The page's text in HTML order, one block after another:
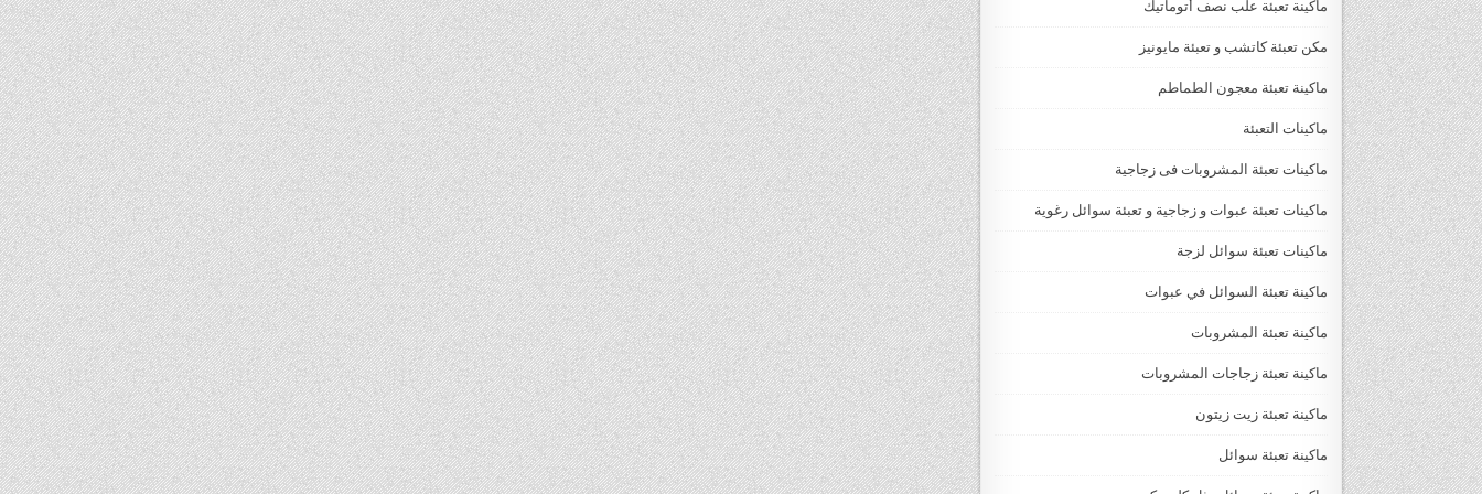
ماكينة تعبئة علب نصف أتوماتيك
مكن تعبئة كاتشب و تعبئة مايونيز
ماكينة تعبئة معجون الطماطم
ماكينات التعبئة
ماكينات تعبئة المشروبات فى زجاجية
ماكينات تعبئة عبوات و زجاجية و تعبئة سوائل رغوية
ماكينات تعبئة سوائل لزجة
‏‏‏ماكينة تعبئة السوائل في عبوات
ماكينة تعبئة المشروبات
ماكينة تعبئة زجاجات المشروبات
ماكينة تعبئة زيت زيتون
ماكينة تعبئة سوائل